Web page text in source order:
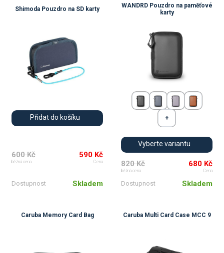
Shimoda Pouzdro na SD karty
Přidat do košíku
600 Kč
běžná cena
590 Kč
Cena
Dostupnost Skladem
WANDRD Pouzdro na paměťové
karty
Vyberte variantu
820 Kč
běžná cena
680 Kč
Cena
Dostupnost Skladem
Caruba Memory Card Bag Caruba Multi Card Case MCC 9